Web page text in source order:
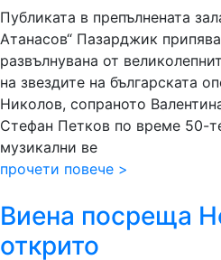
Публиката в препълнената
Атанасов“ Пазарджик
развълнувана от
на звездите на българската
Николов, сопраното
Стефан Петков по време 50-
музикални ве
прочети повече >
Виена посреща
открито